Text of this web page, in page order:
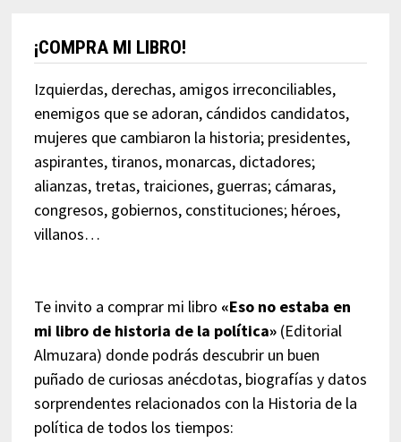
¡COMPRA MI LIBRO!
Izquierdas, derechas, amigos irreconciliables,
enemigos que se adoran, cándidos candidatos,
mujeres que cambiaron la historia; presidentes,
aspirantes, tiranos, monarcas, dictadores;
alianzas, tretas, traiciones, guerras; cámaras,
congresos, gobiernos, constituciones; héroes,
villanos…
Te invito a comprar mi libro «Eso no estaba en
mi libro de historia de la política»(Editorial
Almuzara) donde podrás descubrir un buen
puñado de curiosas anécdotas, biografías y datos
sorprendentes relacionados con la Historia de la
política de todos los tiempos: